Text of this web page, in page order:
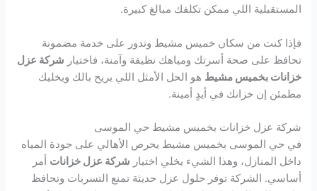
المستقبلية اللي ممكن تكلفك مبالغ كبيرة.
فإذا كنت من سكان خميس مشيط وتدور على خدمة مضمونة
تحافظ على صحة أسرتك ومياهك نظيفة وآمنة، فاختيار شركة عزل
خزانات بخميس مشيط هو الحل الأمثل اللي يريح بالك ويخليك
مطمئن إن خزانك في أيدٍ أمينة.
شركة عزل خزانات بخميس مشيط حي الموسى
في حي الموسى بخميس مشيط يحرص الأهالي على جودة المياه
داخل المنازل، وهذا الشيء يخلي اختيار شركة عزل خزانات أمر
أساسي. الشركة توفر حلول عزل حديثة تمنع التسربات وتحافظ